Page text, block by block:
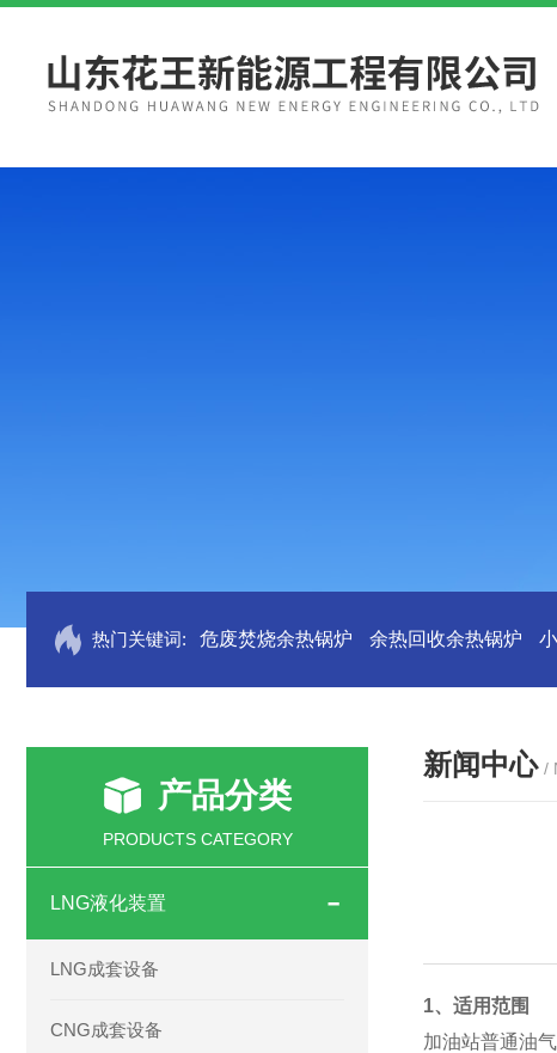
热门关键词: 危废焚烧余热锅炉 余热回收余热锅炉
产品分类
PRODUCTS CATEGORY
LNG液化装置
LNG成套设备
CNG成套设备
新闻中心 /
1、适用范围
加油站普通油